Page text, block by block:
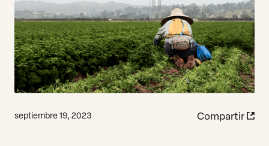
septiembre 19, 2023 Compartir